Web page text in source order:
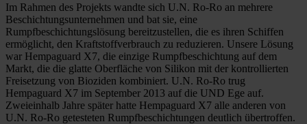
Im Rahmen des Projekts wandte sich U.N. Ro-Ro an mehrere
Beschichtungsunternehmen und bat sie, eine
Rumpfbeschichtungslösung bereitzustellen, die es ihren Schiffen
ermöglicht, den Kraftstoffverbrauch zu reduzieren. Unsere Lösung
war Hempaguard X7, die einzige Rumpfbeschichtung auf dem
Markt, die die glatte Oberfläche von Silikon mit der kontrollierten
Freisetzung von Bioziden kombiniert. U.N. Ro-Ro trug
Hempaguard X7 im September 2013 auf die UND Ege auf.
Zweieinhalb Jahre später hatte Hempaguard X7 alle anderen von
U.N. Ro-Ro getesteten Rumpfbeschichtungen deutlich übertroffen.